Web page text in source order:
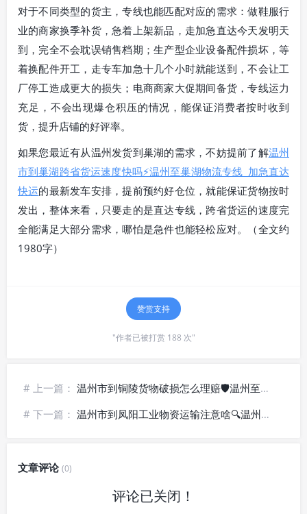
对于不同类型的货主，专线也能匹配对应的需求：做鞋服行
业的商家换季补货，急着上架新品，走加急直达今天发明天
到，完全不会耽误销售档期；生产型企业设备配件损坏，等
着换配件开工，走专车加急十几个小时就能送到，不会让工
厂停工造成更大的损失；电商商家大促期间备货，专线运力
充足，不会出现爆仓积压的情况，能保证消费者按时收到
货，提升店铺的好评率。
如果您最近有从温州发货到巢湖的需求，不妨提前了解温州
市到巢湖跨省货运速度快吗⚡温州至巢湖物流专线_加急直达
快运的最新发车安排，提前预约好仓位，就能保证货物按时
发出，整体来看，只要走的是直达专线，跨省货运的速度完
全能满足大部分需求，哪怕是急件也能轻松应对。（全文约
1980字）
赞赏支持
"作者已被打赏 188 次"
# 上一篇： 温州市到铜陵货物破损怎么理赔🛡️温州至铜陵物流_全程保险护航
# 下一篇： 温州市到凤阳工业物资运输注意啥🔍温州发凤阳货运_工程设备专线
文章评论(0)
评论已关闭！